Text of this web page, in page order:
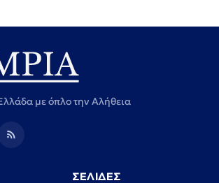
με όπλο την Αλήθεια
ΣΕΛΙΔΕΣ